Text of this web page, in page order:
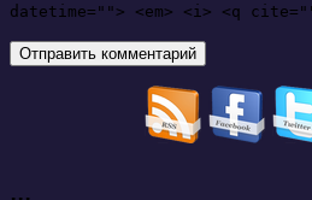
datetime=""> <em> <i> <q